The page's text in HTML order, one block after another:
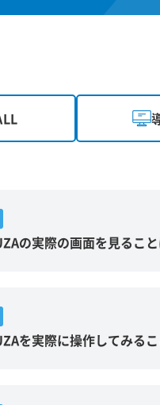
の実際の画面を見ること
を実際に操作してみるこ